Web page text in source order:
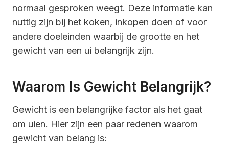
normaal gesproken weegt. Deze informatie kan
nuttig zijn bij het koken, inkopen doen of voor
andere doeleinden waarbij de grootte en het
gewicht van een ui belangrijk zijn.
Waarom Is Gewicht Belangrijk?
Gewicht is een belangrijke factor als het gaat
om uien. Hier zijn een paar redenen waarom
gewicht van belang is: